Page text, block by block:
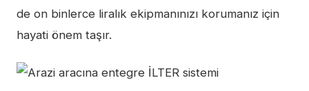
de on binlerce liralık ekipmanınızı korumanız için
hayati önem taşır.